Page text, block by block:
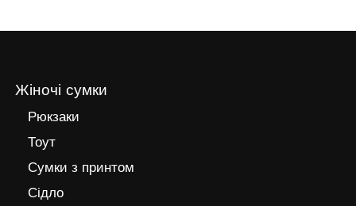
Жіночі сумки
Рюкзаки
Тоут
Сумки з принтом
Сідло